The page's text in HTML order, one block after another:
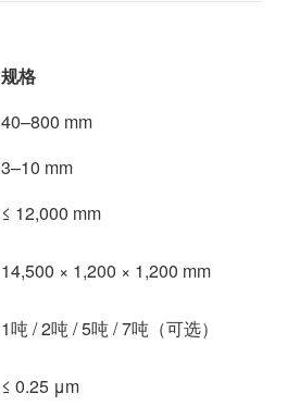
规格
40–800 mm
3–10 mm
≤ 12,000 mm
14,500 × 1,200 × 1,200 mm
1吨 / 2吨 / 5吨 / 7吨（可选）
≤ 0.25 μm